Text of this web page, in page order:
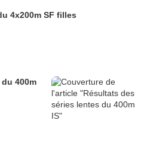
4x200m SF filles
400m